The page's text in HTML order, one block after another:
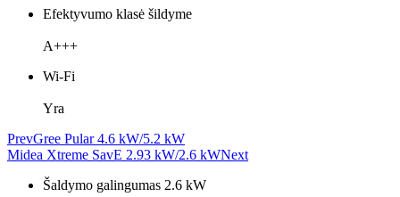
Efektyvumo klasė šildyme
A+++
Wi-Fi
Yra
PrevGree Pular 4.6 kW/5.2 kW
Midea Xtreme SavE 2.93 kW/2.6 kWNext
Šaldymo galingumas 2.6 kW